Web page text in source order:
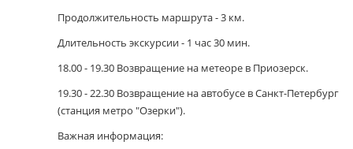
Продолжительность маршрута - 3 км.
Длительность экскурсии - 1 час 30 мин.
18.00 - 19.30 Возвращение на метеоре в Приозерск.
19.30 - 22.30 Возвращение на автобусе в Санкт-Петербург
(станция метро "Озерки").
Важная информация: